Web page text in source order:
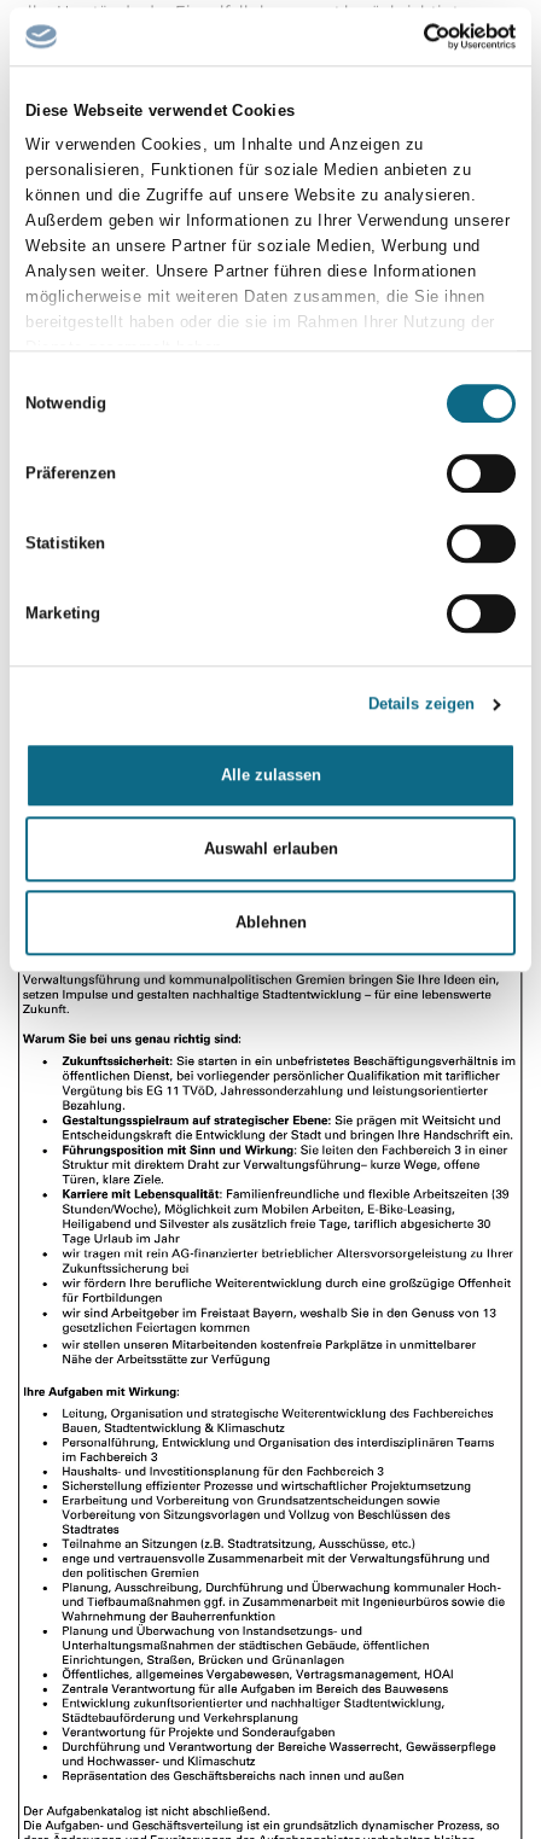
Diese Webseite verwendet Cookies
Wir verwenden Cookies, um Inhalte und Anzeigen zu
personalisieren, Funktionen für soziale Medien anbieten zu
können und die Zugriffe auf unsere Website zu analysieren.
Außerdem geben wir Informationen zu Ihrer Verwendung unserer
Website an unsere Partner für soziale Medien, Werbung und
Analysen weiter. Unsere Partner führen diese Informationen
möglicherweise mit weiteren Daten zusammen, die Sie ihnen
bereitgestellt haben oder die sie im Rahmen Ihrer Nutzung der
Notwendig
Präferenzen
Statistiken
Marketing
Details zeigen
Alle zulassen
Auswahl erlauben
Ablehnen
aller Umstände des Einzelfalls bevorzugt berücksichtigt.
Wir leben die Vielfalt in unserem Arbeitsumfeld und freuen uns
über die Bewerbungen aller Talente – unabhängig vom Alter,
Geschlecht und geschlechtlicher Identität, ethnischer und
kultureller Herkunft, Religion und Weltanschauung, sexueller
Orientierung und Identität oder Behinderung.
Für Rückfragen oder einen Blick hinter die Kulissen steht Ihnen
der Erste Bürgermeister Jan Marberg unter der Telefonnummer
Bitte bewerben Sie sich ausschließlich online über unser
Bewerberportal über den u.st. QR-Code oder besuchen uns
dazu auf unserer Homepage: www.bad-brueckenau.de